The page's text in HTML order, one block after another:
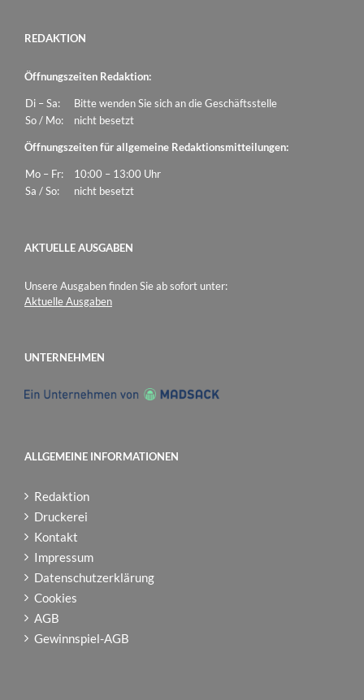
REDAKTION
Öffnungszeiten Redaktion:
Di – Sa:
Bitte wenden Sie sich an die Geschäftsstelle
So / Mo:
nicht besetzt
Öffnungszeiten für allgemeine Redaktionsmitteilungen:
Mo – Fr:
10:00 – 13:00 Uhr
Sa / So:
nicht besetzt
AKTUELLE AUSGABEN
Unsere Ausgaben finden Sie ab sofort unter:
Aktuelle Ausgaben
UNTERNEHMEN
ALLGEMEINE INFORMATIONEN
Redaktion
Druckerei
Kontakt
Impressum
Datenschutzerklärung
Cookies
AGB
Gewinnspiel-AGB